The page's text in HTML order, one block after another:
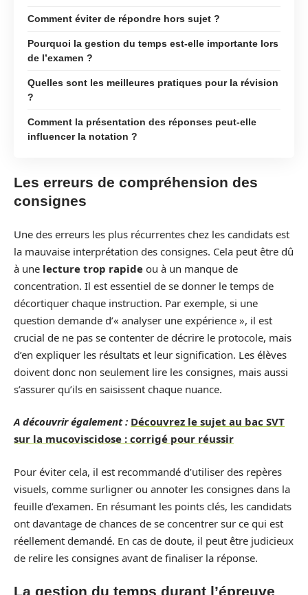
Comment éviter de répondre hors sujet ?
Pourquoi la gestion du temps est-elle importante lors
de l’examen ?
Quelles sont les meilleures pratiques pour la révision
?
Comment la présentation des réponses peut-elle
influencer la notation ?
Les erreurs de compréhension des
consignes
Une des erreurs les plus récurrentes chez les candidats est
la mauvaise interprétation des consignes. Cela peut être dû
à une lecture trop rapide ou à un manque de
concentration. Il est essentiel de se donner le temps de
décortiquer chaque instruction. Par exemple, si une
question demande d’« analyser une expérience », il est
crucial de ne pas se contenter de décrire le protocole, mais
d’en expliquer les résultats et leur signification. Les élèves
doivent donc non seulement lire les consignes, mais aussi
s’assurer qu’ils en saisissent chaque nuance.
A découvrir également : Découvrez le sujet au bac SVT
sur la mucoviscidose : corrigé pour réussir
Pour éviter cela, il est recommandé d’utiliser des repères
visuels, comme surligner ou annoter les consignes dans la
feuille d’examen. En résumant les points clés, les candidats
ont davantage de chances de se concentrer sur ce qui est
réellement demandé. En cas de doute, il peut être judicieux
de relire les consignes avant de finaliser la réponse.
La gestion du temps durant l’épreuve